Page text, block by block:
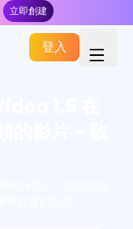
立即創建
登入